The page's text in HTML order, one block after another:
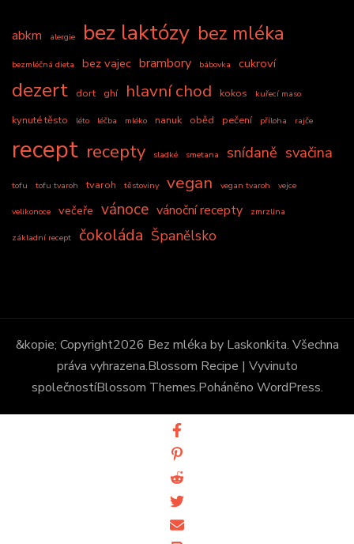
abkm alergie bez laktózy bez mléka
bezmléčná dieta bez vajec brambory bábovka cukroví
dezert dort ghí hlavní chod kokos kuřecí maso
kynuté těsto léto léčba mléko nanuk oběd pečení příloha rajče
recept recepty sladké smetana snídaně svačina
tofu tofu tvaroh tvaroh těstoviny vegan vegan tvaroh vejce
velikonoce večeře vánoce vánoční recepty zmrzlina
základní recept čokoláda Španělsko
&kopie; Copyright2026 Bez mléka by Laskonkita. Všechna
práva vyhrazena.Blossom Recipe | Vyvinuto
společnostíBlossom Themes.Poháněno WordPress.